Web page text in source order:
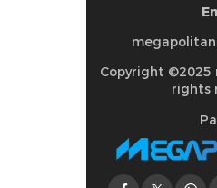
Copyright ©2025
rights